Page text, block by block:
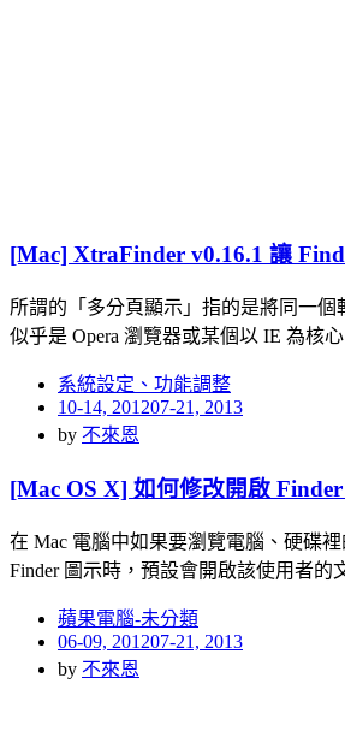
[Mac] XtraFinder v0.16.1 讓
所謂的「多分頁顯示」指的是將同一
似乎是 Opera 瀏覽器或某個以 IE 為核
系統設定、功能調整
Posted
on
10-14, 201207-21, 2013
by 不來恩
[Mac OS X] 如何修改開啟
在 Mac 電腦中如果要瀏覽電腦、硬碟
Finder 圖示時，預設會開啟該使用者
蘋果電腦-未分類
Posted
on
06-09, 201207-21, 2013
by 不來恩